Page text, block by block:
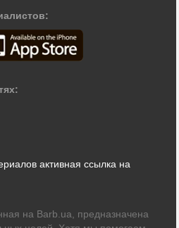
активная ссылка на
на Barb.ua, предназначена